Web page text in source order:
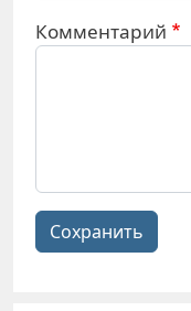
Комментарий
Сохранить